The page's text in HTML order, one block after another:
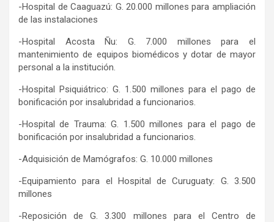
-Hospital de Caaguazú: G. 20.000 millones para ampliación
de las instalaciones
-Hospital Acosta Ñu: G. 7.000 millones para el
mantenimiento de equipos biomédicos y dotar de mayor
personal a la institución.
-Hospital Psiquiátrico: G. 1.500 millones para el pago de
bonificación por insalubridad a funcionarios.
-Hospital de Trauma: G. 1.500 millones para el pago de
bonificación por insalubridad a funcionarios.
-Adquisición de Mamógrafos: G. 10.000 millones
-Equipamiento para el Hospital de Curuguaty: G. 3.500
millones
-Reposición de G. 3.300 millones para el Centro de